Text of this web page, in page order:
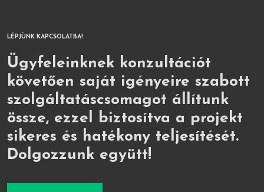
LÉPJÜNK KAPCSOLATBA!
Ügyfeleinknek konzultációt
követően saját igényeire szabott
szolgáltatáscsomagot állítunk
össze, ezzel biztosítva a projekt
sikeres és hatékony teljesítését.
Dolgozzunk együtt!